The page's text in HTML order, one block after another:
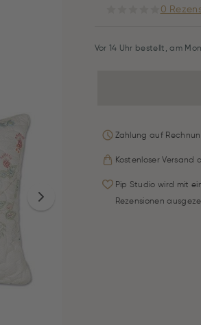
0
Vor 14 Uhr bestellt, am
Zahlung auf
Kostenloser Versand
Pip Studio wird mit
Rezensionen